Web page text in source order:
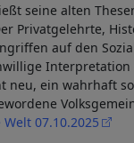
seine alten
Privatgelehrte,
auf den
Interpretation
neu, ein wahrhaft
Welt 07.10.2025